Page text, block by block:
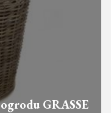
GRASSE